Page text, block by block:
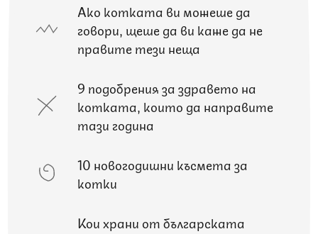
Ако котката ви можеше да
говори, щеше да ви каже да не
правите тези неща
9 подобрения за здравето на
котката, които да направите
тази година
10 новогодишни късмета за
котки
Кои храни от българската